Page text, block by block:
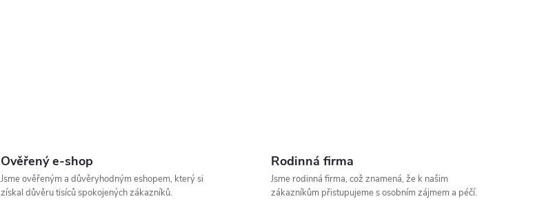
Ověřený e-shop
Jsme ověřeným a důvěryhodným eshopem, který si
získal důvěru tisíců spokojených zákazníků.
Rodinná firma
Jsme rodinná firma, což znamená, že k našim
zákazníkům přistupujeme s osobním zájmem a péčí.